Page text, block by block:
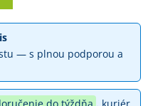
— s plnou podporou a